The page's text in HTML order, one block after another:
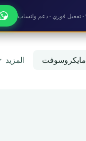
مايكروسوفت المزيد